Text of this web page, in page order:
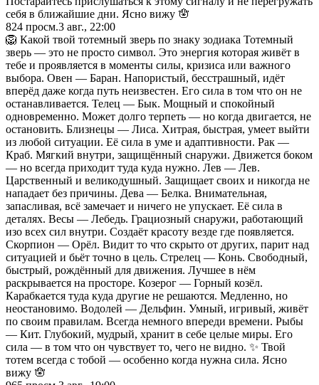
себя в ближайшие дни. Ясно вижу 🪬
824 просм.3 авг., 22:00
🦁 Какой твой тотемный зверь по знаку зодиака Тотемный
зверь — это не просто символ. Это энергия которая живёт в
тебе и проявляется в моменты силы, кризиса или важного
выбора. Овен — Баран. Напористый, бесстрашный, идёт
вперёд даже когда путь неизвестен. Его сила в том что он не
останавливается. Телец — Бык. Мощный и спокойный
одновременно. Может долго терпеть — но когда двигается, не
остановить. Близнецы — Лиса. Хитрая, быстрая, умеет выйти
из любой ситуации. Её сила в уме и адаптивности. Рак —
Краб. Мягкий внутри, защищённый снаружи. Движется боком
— но всегда приходит туда куда нужно. Лев — Лев.
Царственный и великодушный. Защищает своих и никогда не
нападает без причины. Дева — Белка. Внимательная,
запасливая, всё замечает и ничего не упускает. Её сила в
деталях. Весы — Лебедь. Грациозный снаружи, работающий
изо всех сил внутри. Создаёт красоту везде где появляется.
Скорпион — Орёл. Видит то что скрыто от других, парит над
ситуацией и бьёт точно в цель. Стрелец — Конь. Свободный,
быстрый, рождённый для движения. Лучшее в нём
раскрывается на просторе. Козерог — Горный козёл.
Карабкается туда куда другие не решаются. Медленно, но
неостановимо. Водолей — Дельфин. Умный, игривый, живёт
по своим правилам. Всегда немного впереди времени. Рыбы
— Кит. Глубокий, мудрый, хранит в себе целые миры. Его
сила — в том что он чувствует то, чего не видно. ✨ Твой
тотем всегда с тобой — особенно когда нужна сила. Ясно
вижу 🪬